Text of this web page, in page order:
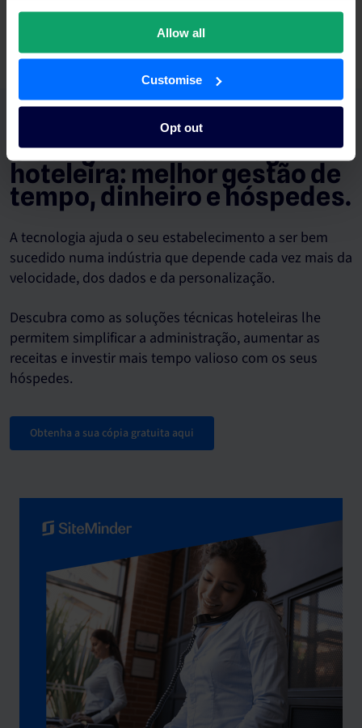
Allow all
Customise
Opt out
e melhore a comunicação com os hóspedes numa única
O seu guia de tecnologia
hoteleira: melhor gestão de
tempo, dinheiro e hóspedes.
A tecnologia ajuda o seu estabelecimento a ser bem
sucedido numa indústria que depende cada vez mais da
velocidade, dos dados e da personalização.
Descubra como as soluções técnicas hoteleiras lhe
permitem simplificar a administração, aumentar as
receitas e investir mais tempo valioso com os seus
hóspedes.
Obtenha a sua cópia gratuita aqui